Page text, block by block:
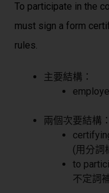
To participate in the
must sign a form
rules.
主要結構：
兩個次要結構：
(用分詞
to
不定詞